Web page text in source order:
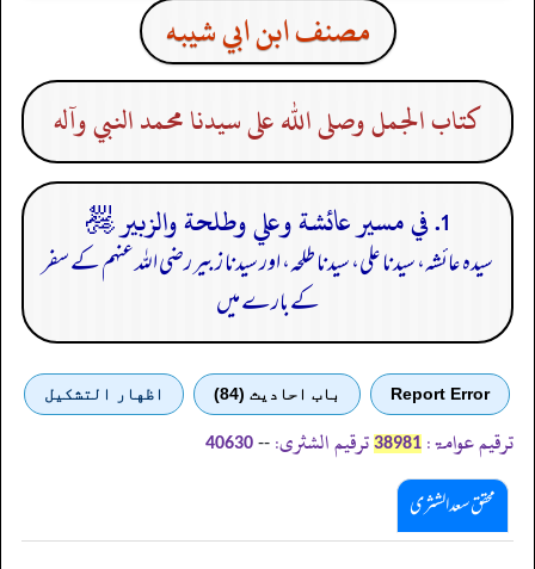
مصنف ابن ابي شيبه
كتاب الجمل وصلى الله على سيدنا محمد النبي وآله
1. في مسير عائشة وعلي وطلحة والزبير ﵃
سیدہ عائشہ، سیدنا علی، سیدنا طلحہ، اور سیدنا زبیر رضی اللہ عنہم کے سفر
کے بارے میں
Report Error باب احادیث (84) اظهار التشكيل
ترقیم عوامۃ: 38981 ترقیم الشثری: --
40630
محقق سعد الشثری